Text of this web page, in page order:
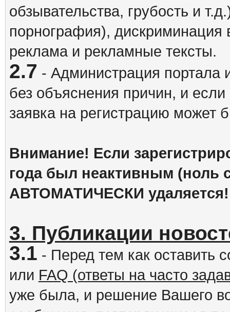
обзывательства, грубость и
порнография),
реклама и рекламные тексты.
2.7 - Администрация портала
без объяснения причин, и
заявка на регистрацию может
Внимание! Если
года был неактивным (ноль
АВТОМАТИЧЕСКИ удаляется!
3. Публикации
3.1 - Перед тем как оставить
или FAQ (ответы на часто
уже была, и решение Вашего